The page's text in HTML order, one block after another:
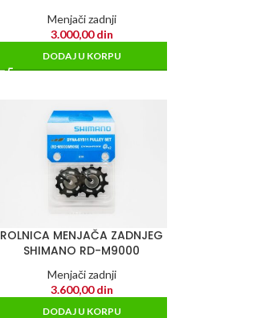
Menjači zadnji
3.000,00din
DODAJ U KORPU
ROLNICA MENJAČA ZADNJEG
SHIMANO RD-M9000
Menjači zadnji
3.600,00din
DODAJ U KORPU